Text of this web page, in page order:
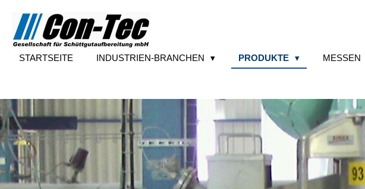
Zum
Hauptinhalt
springen
STARTSEITE
INDUSTRIEN-BRANCHEN PRODUKTE MESSEN